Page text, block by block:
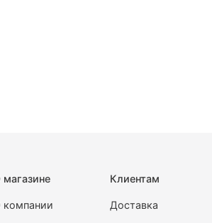
магазине
компании
Клиентам
Доставка